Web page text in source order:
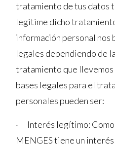
tratamiento de tus datos
legitime dicho
información personal nos
legales dependiendo de
tratamiento que llevemos
bases legales para el
personales pueden ser:
· Interés legítimo: Como
MENGES tiene un